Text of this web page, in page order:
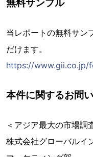
無料サンプル
当レポートの無料サン
だけます。
https://www.gii.co.jp/
本件に関するお問
＜アジア最大の市場調
株式会社グローバルイ